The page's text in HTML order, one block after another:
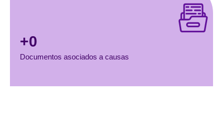
Documentos asociados a causas
+0